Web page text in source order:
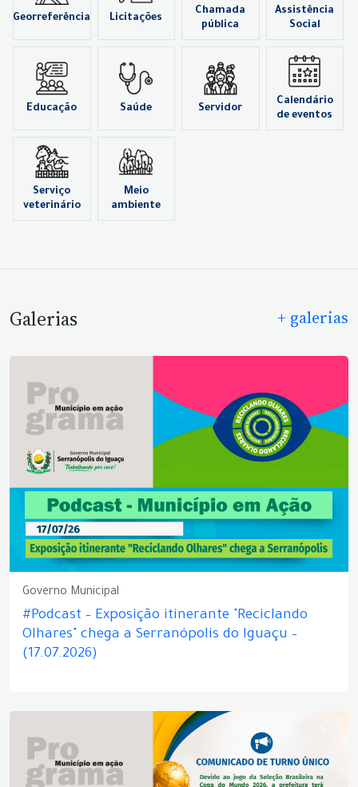
Georreferência Licitações
Chamada
pública
Assistência
Social
Educação Saúde Servidor
Calendário
de eventos
Serviço
veterinário
Meio
ambiente
Galerias + galerias
Governo Municipal
#Podcast – Exposição itinerante "Reciclando
Olhares" chega a Serranópolis do Iguaçu –
(17.07.2026)